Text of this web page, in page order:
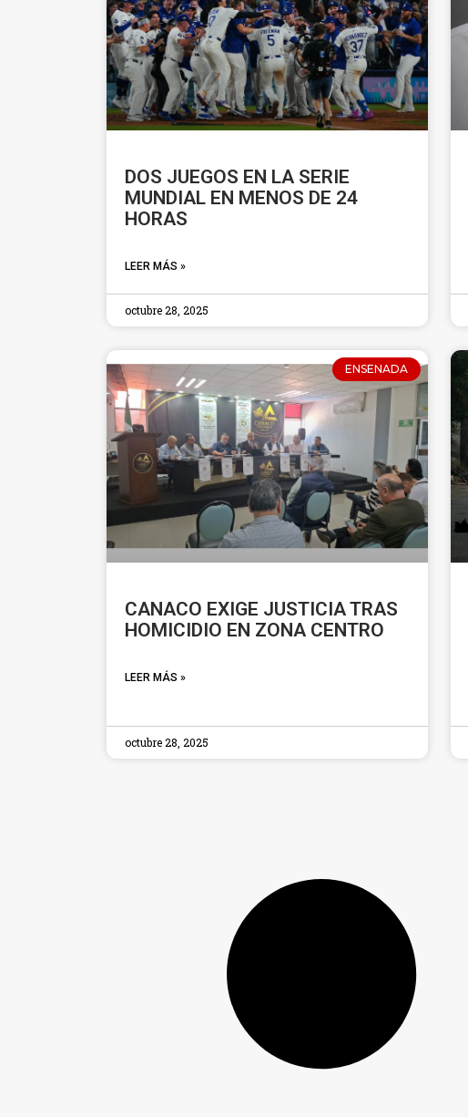
DOS JUEGOS EN LA SERIE
MUNDIAL EN MENOS DE 24
HORAS
LEER MÁS »
octubre 28, 2025
ENSENADA
CANACO EXIGE JUSTICIA TRAS
HOMICIDIO EN ZONA CENTRO
LEER MÁS »
octubre 28, 2025